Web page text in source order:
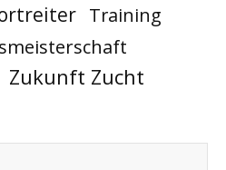
Training
Zukunft Zucht